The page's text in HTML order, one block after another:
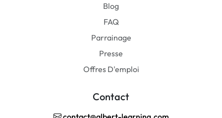
Blog
FAQ
Parrainage
Presse
Offres D'emploi
Contact